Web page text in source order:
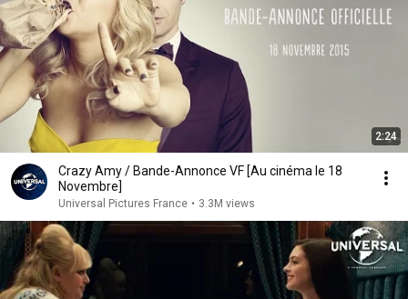
2:24
Crazy Amy / Bande-Annonce VF [Au cinéma le 18
Novembre]
Universal Pictures France • 3.3M views